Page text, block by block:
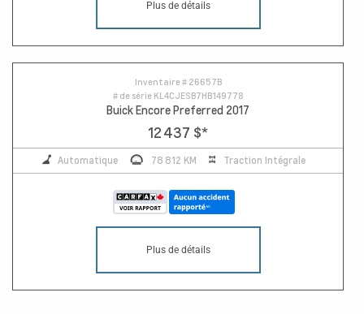
Plus de détails
Inventaire # 26657B
# de série KL4CJESB7HB149778
Buick Encore Preferred 2017
12 437 $*
Automatique 78 812 KM Traction Intégrale
Plus de détails